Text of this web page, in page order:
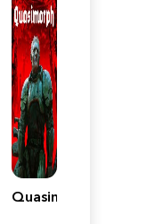
Quasimorph